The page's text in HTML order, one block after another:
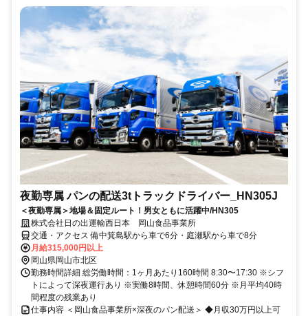
夜勤専属 パンの配送3tトラックドライバー_HN305J
＜夜勤専属＞地場＆固定ルート！男女ともに活躍中/HN305
株式会社日の出運輸西日本 岡山食品事業所
交通・アクセス 備中箕島駅から車で6分・庭瀬駅から車で8分
月給315,000円以上
岡山県岡山市北区
勤務時間詳細 総労働時間：1ヶ月あたり160時間 8:30〜17:30 ※シフ
トによって深夜運行あり ※実働8時間、休憩時間60分 ※月平均40時
間程度の残業あり
仕事内容 ＜岡山食品事業所×深夜のパン配送＞ ◆月収30万円以上可